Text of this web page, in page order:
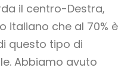
il centro-Destra,
italiano che al 70% è
questo tipo di
Abbiamo avuto